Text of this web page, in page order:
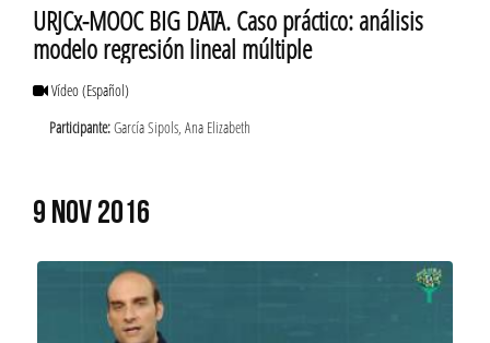
URJCx-MOOC BIG DATA. Caso práctico: análisis
modelo regresión lineal múltiple
Vídeo(Español)
Participante:García Sipols, Ana Elizabeth
9 NOV 2016